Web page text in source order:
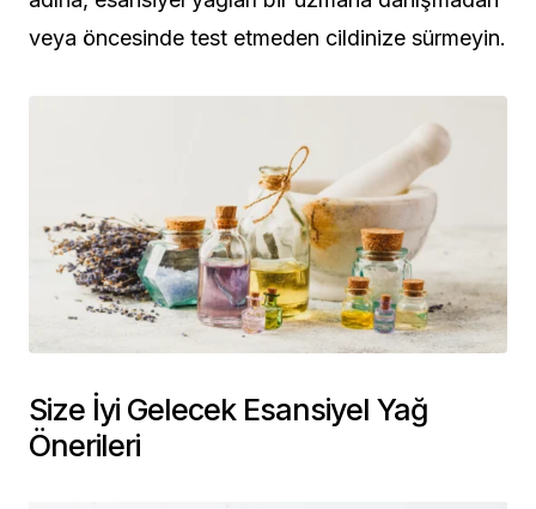
veya öncesinde test etmeden cildinize sürmeyin.
Size İyi Gelecek Esansiyel Yağ
Önerileri